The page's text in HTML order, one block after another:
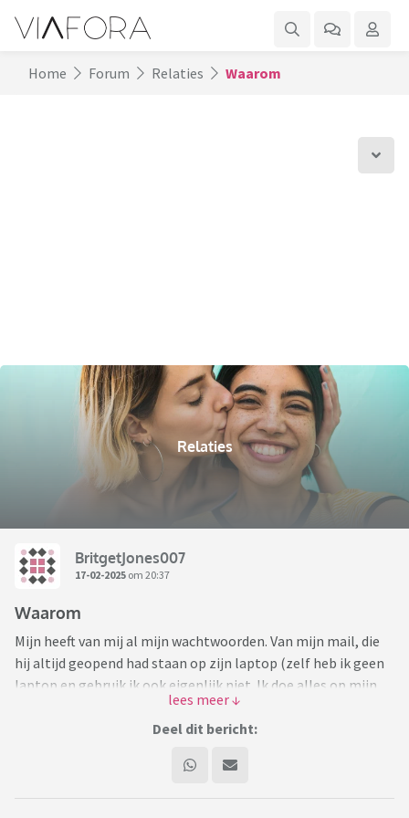
Home Forum Relaties Waarom
Relaties
BritgetJones007
17-02-2025 om 20:37
Waarom
Mijn heeft van mij al mijn wachtwoorden. Van mijn mail, die
hij altijd geopend had staan op zijn laptop (zelf heb ik geen
laptop en gebruik ik ook eigenlijk niet. Ik doe alles op mijn
telefoon). En van mijn bank, waar hij ook zo op kan. Dan was
ik in de stad en kreeg ik van hem een telefoontje: was het
mijn administratie (maar dan zo dat alleen hij de juiste
gegevens heeft, maar ik geen weet heb waar). Van mijn eigen
Deel dit bericht: